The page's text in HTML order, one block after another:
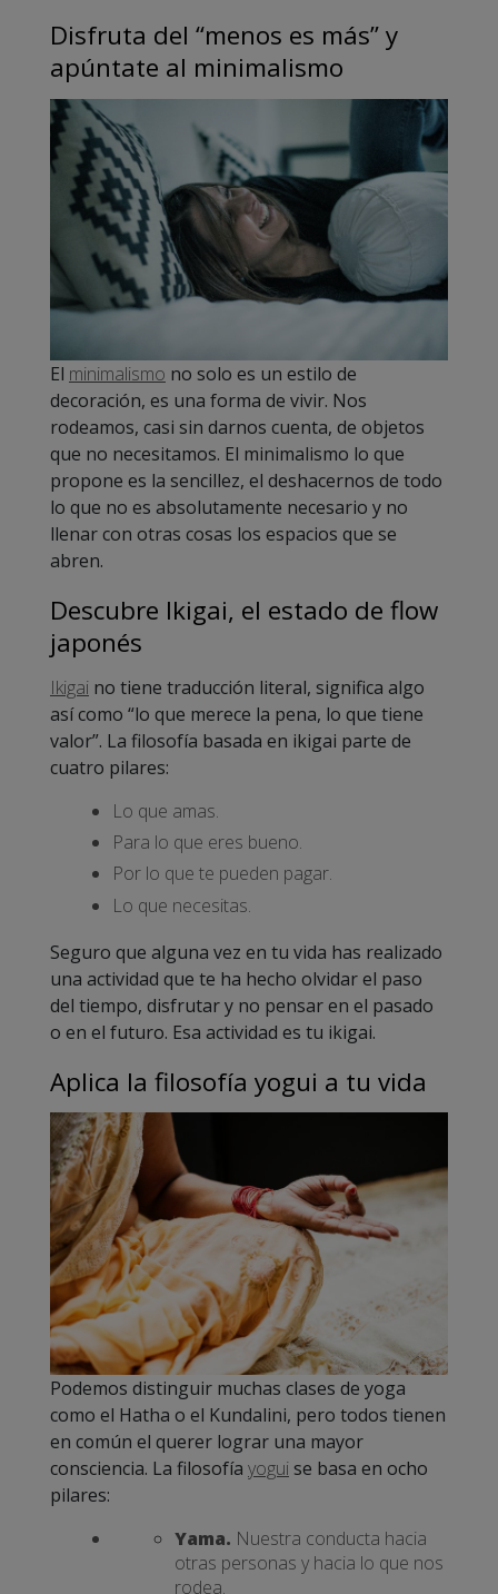
Disfruta del “menos es más” y
apúntate al minimalismo
El minimalismo no solo es un estilo de
decoración, es una forma de vivir. Nos
rodeamos, casi sin darnos cuenta, de objetos
que no necesitamos. El minimalismo lo que
propone es la sencillez, el deshacernos de todo
lo que no es absolutamente necesario y no
llenar con otras cosas los espacios que se
abren.
Descubre Ikigai, el estado de flow
japonés
Ikigai no tiene traducción literal, significa algo
así como “lo que merece la pena, lo que tiene
valor”. La filosofía basada en ikigai parte de
cuatro pilares:
Lo que amas.
Para lo que eres bueno.
Por lo que te pueden pagar.
Lo que necesitas.
Seguro que alguna vez en tu vida has realizado
una actividad que te ha hecho olvidar el paso
del tiempo, disfrutar y no pensar en el pasado
o en el futuro. Esa actividad es tu ikigai.
Aplica la filosofía yogui a tu vida
Podemos distinguir muchas clases de yoga
como el Hatha o el Kundalini, pero todos tienen
en común el querer lograr una mayor
consciencia. La filosofía yoguise basa en ocho
pilares:
Yama. Nuestra conducta hacia
otras personas y hacia lo que nos
rodea.